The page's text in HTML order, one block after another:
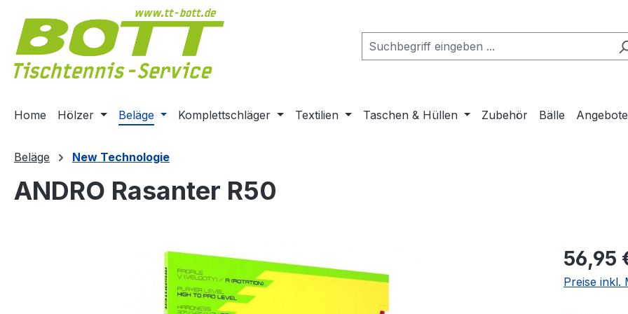
Hauptinhalt springen
Zur Suche springen
Zur Hauptnavigation springen
Home Hölzer Beläge Komplettschläger Textilien Taschen & Hüllen Zubehör Bälle Angebote
Beläge New Technologie
ANDRO Rasanter R50
Regulärer
56,95
Preise inkl.